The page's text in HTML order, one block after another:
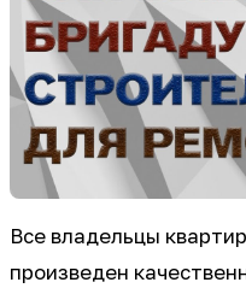
Все владельцы
произведен